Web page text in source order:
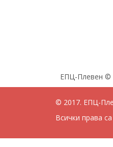
ЕПЦ-Плевен ©
© 2017. ЕПЦ-
Всички права